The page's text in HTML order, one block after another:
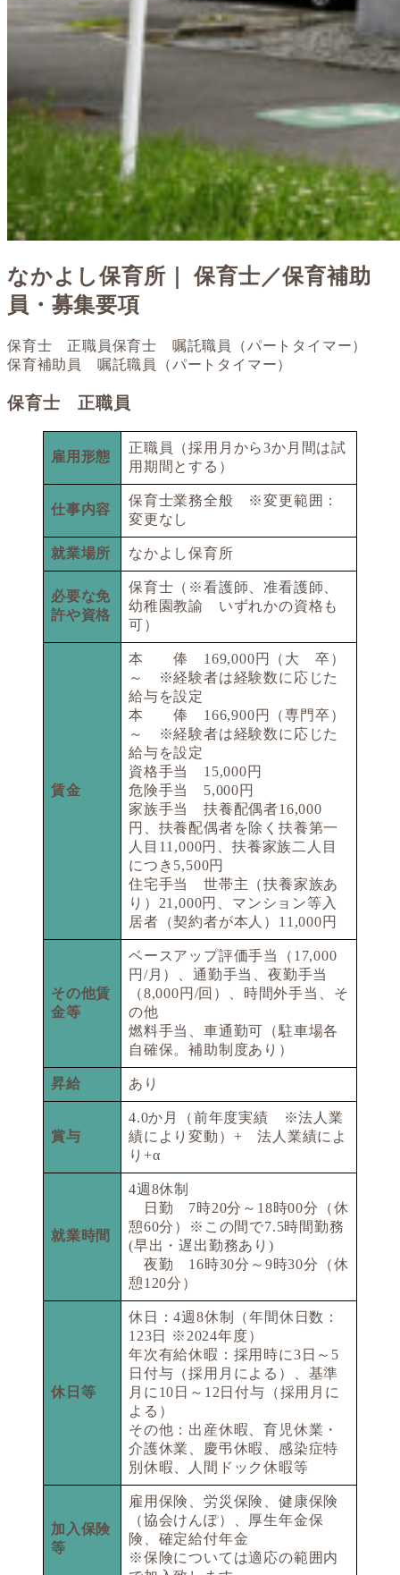
なかよし保育所｜ 保育士／保育補助
員・募集要項
保育士 正職員保育士 嘱託職員（パートタイマー）
保育補助員 嘱託職員（パートタイマー）
保育士 正職員
雇用形態
正職員（採用月から3か月間は試
用期間とする）
仕事内容
保育士業務全般 ※変更範囲：
変更なし
就業場所 なかよし保育所
必要な免
許や資格
保育士（※看護師、准看護師、
幼稚園教諭 いずれかの資格も
可）
賃金
本 俸 169,000円（大 卒）
～ ※経験者は経験数に応じた
給与を設定
本 俸 166,900円（専門卒）
～ ※経験者は経験数に応じた
給与を設定
資格手当 15,000円
危険手当 5,000円
家族手当 扶養配偶者16,000
円、扶養配偶者を除く扶養第一
人目11,000円、扶養家族二人目
につき5,500円
住宅手当 世帯主（扶養家族あ
り）21,000円、マンション等入
居者（契約者が本人）11,000円
その他賃
金等
ベースアップ評価手当（17,000
円/月）、通勤手当、夜勤手当
（8,000円/回）、時間外手当、そ
の他
燃料手当、車通勤可（駐車場各
自確保。補助制度あり）
昇給 あり
賞与
4.0か月（前年度実績 ※法人業
績により変動）+ 法人業績によ
り+α
就業時間
4週8休制
日勤 7時20分～18時00分（休
憩60分）※この間で7.5時間勤務
(早出・遅出勤務あり)
夜勤 16時30分～9時30分（休
憩120分）
休日等
休日：4週8休制（年間休日数：
123日 ※2024年度）
年次有給休暇：採用時に3日～5
日付与（採用月による）、基準
月に10日～12日付与（採用月に
よる）
その他：出産休暇、育児休業・
介護休業、慶弔休暇、感染症特
別休暇、人間ドック休暇等
加入保険
等
雇用保険、労災保険、健康保険
（協会けんぽ）、厚生年金保
険、確定給付年金
※保険については適応の範囲内